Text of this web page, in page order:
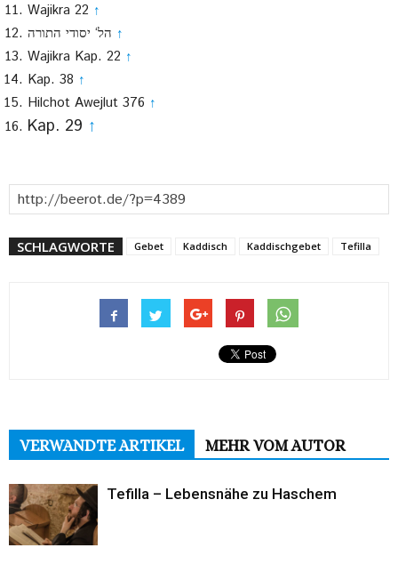
Wajikra 22 ↑
↑
Wajikra Kap. 22 ↑
Kap. 38 ↑
Hilchot Awejlut 376 ↑
Kap. 29 ↑
SCHLAGWORTE Gebet Kaddisch Kaddischgebet Tefilla
VERWANDTE ARTIKEL MEHR VOM AUTOR
Tefilla – Lebensnähe zu Haschem